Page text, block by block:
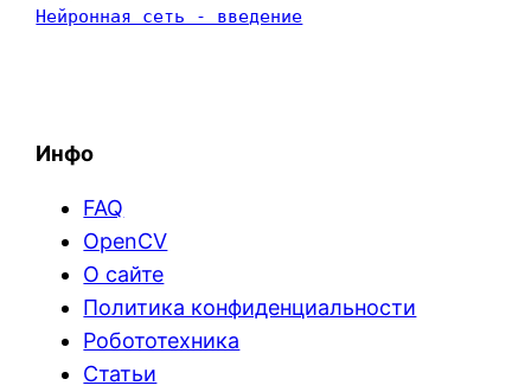
Нейронная сеть - введение
Инфо
FAQ
OpenCV
О сайте
Политика конфиденциальности
Робототехника
Статьи